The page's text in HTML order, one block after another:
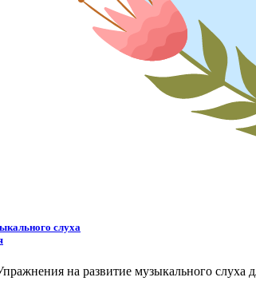
слуха
пражнения на развитие музыкального